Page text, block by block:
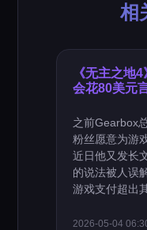
相
《无主之地
会花80美元
之前Gearbox
粉丝愿意为游
近日他又发长
的说法被人误
游戏支付超出
2026-05-04